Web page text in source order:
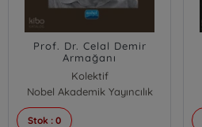
Prof. Dr. Celal Demir
Armağanı
Kolektif
Nobel Akademik Yayıncılık
Stok : 0